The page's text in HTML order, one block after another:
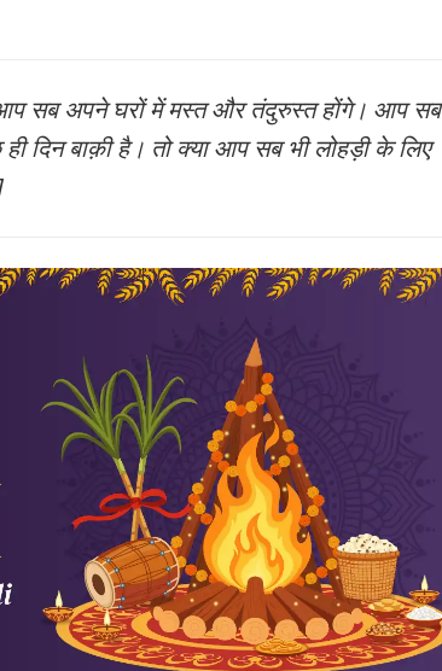
सब अपने घरों में मस्त और तंदुरुस्त होंगे। आप सब
दिन बाक़ी है। तो क्या आप सब भी लोहड़ी के लिए